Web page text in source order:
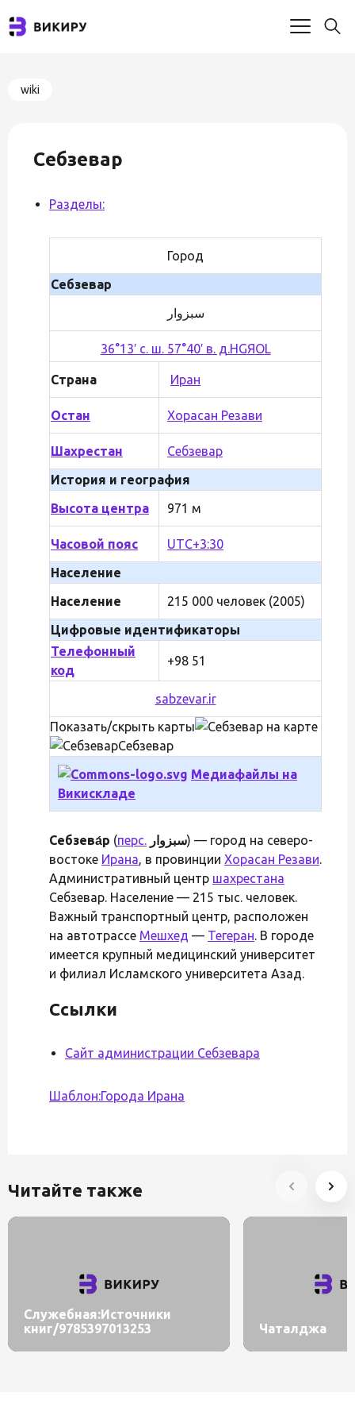
wiki
Себзевар
Разделы:
Город
Себзевар
سبزوار
36°13′ с. ш. 57°40′ в. д.HGЯOL
Страна Иран
Остан Хорасан Резави
Шахрестан
Себзевар
История и география
Высота центра
971 м
Часовой пояс
UTC+3:30
Население
Население
215 000 человек (2005)
Цифровые идентификаторы
Телефонный
код
+98 51
sabzevar.ir
Показать/скрыть карты
Себзевар
Медиафайлы на
Викискладе
Себзева́р (перс. سبزوار‎) — город на северо-
востоке Ирана, в провинции Хорасан Резави.
Административный центр шахрестана
Себзевар. Население — 215 тыс. человек.
Важный транспортный центр, расположен
на автотрассе Мешхед — Тегеран. В городе
имеется крупный медицинский университет
и филиал Исламского университета Азад.
Ссылки
Сайт администрации Себзевара
Шаблон:Города Ирана
Читайте также
Служебная:Источники
книг/9785397013253
Чаталджа